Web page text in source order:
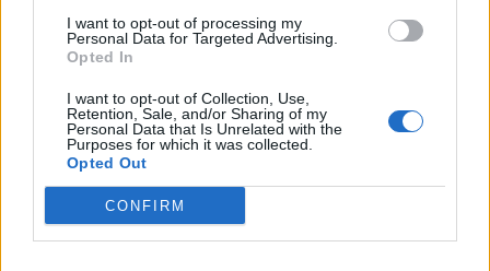
I want to opt-out of processing my
Personal Data for Targeted Advertising.
Opted In
I want to opt-out of Collection, Use,
Retention, Sale, and/or Sharing of my
Personal Data that Is Unrelated with the
Purposes for which it was collected.
Opted Out
CONFIRM